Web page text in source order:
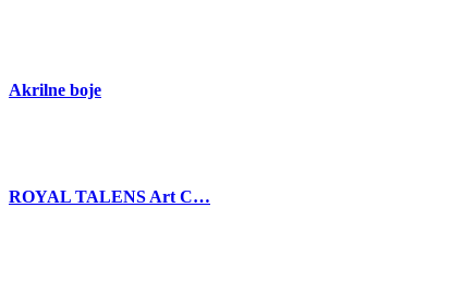
Akrilne boje
ROYAL TALENS Art C…